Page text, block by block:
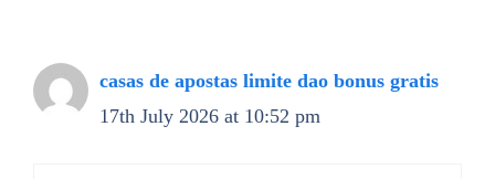
casas de apostas limite dao bonus gratis
17th July 2026 at 10:52 pm